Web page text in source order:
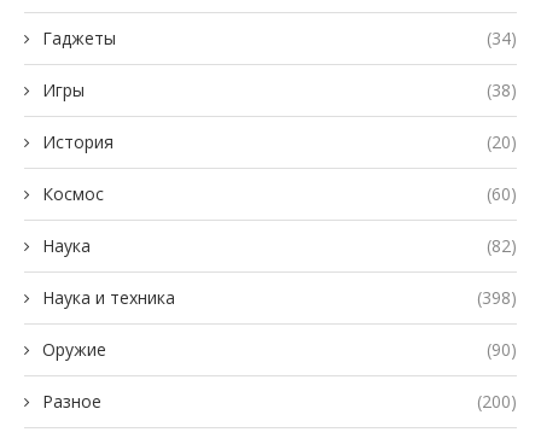
Гаджеты (34)
Игры (38)
История (20)
Космос (60)
Наука (82)
Наука и техника (398)
Оружие (90)
Разное (200)